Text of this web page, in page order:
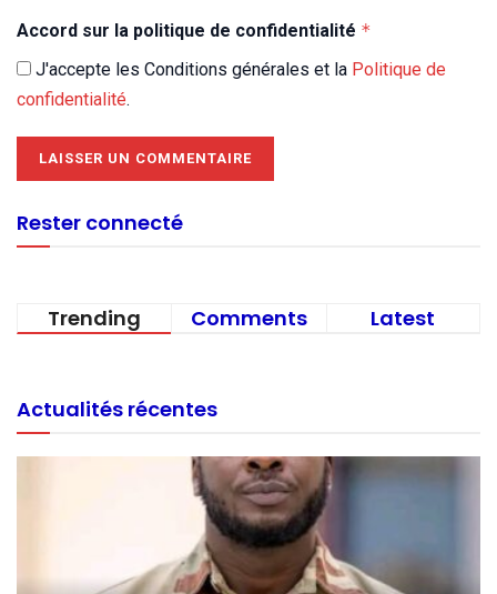
Accord sur la politique de confidentialité *
J'accepte les Conditions générales et la Politique de
confidentialité.
Rester connecté
Trending Comments Latest
Actualités récentes